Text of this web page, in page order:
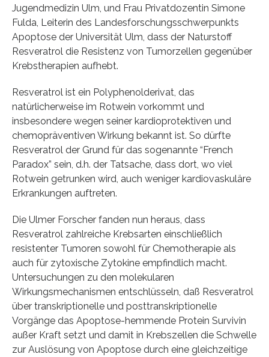
Jugendmedizin Ulm, und Frau Privatdozentin Simone
Fulda, Leiterin des Landesforschungsschwerpunkts
Apoptose der Universität Ulm, dass der Naturstoff
Resveratrol die Resistenz von Tumorzellen gegenüber
Krebstherapien aufhebt.
Resveratrol ist ein Polyphenolderivat, das
natürlicherweise im Rotwein vorkommt und
insbesondere wegen seiner kardioprotektiven und
chemopräventiven Wirkung bekannt ist. So dürfte
Resveratrol der Grund für das sogenannte “French
Paradox” sein, d.h. der Tatsache, dass dort, wo viel
Rotwein getrunken wird, auch weniger kardiovaskuläre
Erkrankungen auftreten.
Die Ulmer Forscher fanden nun heraus, dass
Resveratrol zahlreiche Krebsarten einschließlich
resistenter Tumoren sowohl für Chemotherapie als
auch für zytoxische Zytokine empfindlich macht.
Untersuchungen zu den molekularen
Wirkungsmechanismen entschlüsseln, daß Resveratrol
über transkriptionelle und posttranskriptionelle
Vorgänge das Apoptose-hemmende Protein Survivin
außer Kraft setzt und damit in Krebszellen die Schwelle
zur Auslösung von Apoptose durch eine gleichzeitige